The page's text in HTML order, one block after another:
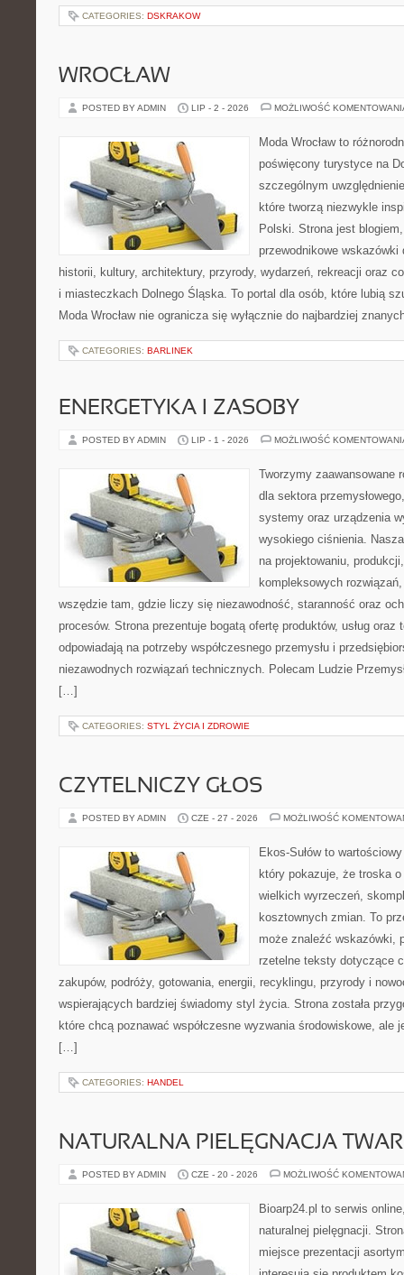
CATEGORIES: DSKRAKOW
WROCŁAW
POSTED BY ADMIN LIP - 2 - 2026 MOŻLIWOŚĆ
Moda Wrocław to
poświęcony turystyce na
szczególnym
które tworzą niezwykle
Polski. Strona jest
przewodnikowe
historii, kultury, architektury, przyrody, wydarzeń, rekreacji oraz
i miasteczkach Dolnego Śląska. To portal dla osób, które lubią
Moda Wrocław nie ogranicza się wyłącznie do najbardziej
CATEGORIES: BARLINEK
ENERGETYKA I ZASOBY
POSTED BY ADMIN LIP - 1 - 2026 MOŻLIWOŚĆ
Tworzymy zaawansowane
dla sektora
systemy oraz urządzenia
wysokiego ciśnienia.
na projektowaniu,
kompleksowych
wszędzie tam, gdzie liczy się niezawodność, staranność oraz
procesów. Strona prezentuje bogatą ofertę produktów, usług oraz
odpowiadają na potrzeby współczesnego przemysłu i
niezawodnych rozwiązań technicznych. Polecam Ludzie
[…]
CATEGORIES: STYL ŻYCIA I ZDROWIE
CZYTELNICZY GŁOS
POSTED BY ADMIN CZE - 27 - 2026 MOŻLIWOŚĆ
Ekos-Sułów to
który pokazuje, że troska
wielkich wyrzeczeń,
kosztownych zmian. To
może znaleźć wskazówki,
rzetelne teksty dotyczące
zakupów, podróży, gotowania, energii, recyklingu, przyrody i
wspierających bardziej świadomy styl życia. Strona została
które chcą poznawać współczesne wyzwania środowiskowe, ale
[…]
CATEGORIES: HANDEL
NATURALNA PIELĘGNACJA
POSTED BY ADMIN CZE - 20 - 2026 MOŻLIWOŚĆ
Bioarp24.pl to serwis
naturalnej pielęgnacji.
miejsce prezentacji